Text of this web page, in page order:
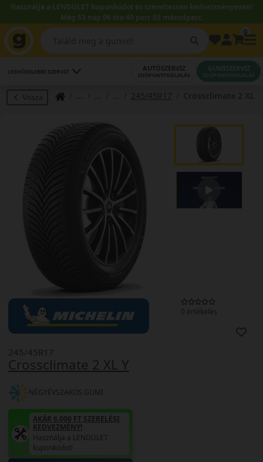
Használja a LENDÜLET kuponkódot és szereltessen kedvezményesen!
Még 53 nap 06 óra 40 perc 02 másodperc.
LEGKÖZELEBBI SZERVIZ AUTÓSZERVIZ
IDŐPONTFOGLALÁS
GUMISZERVIZ
IDŐPONTFOGLALÁS
Vissza 245/45R17
0 értékelés
Crossclimate 2 XL Y
245/45R17
NÉGYÉVSZAKOS GUMI
AKÁR 6.000 FT SZERELÉSI
KEDVEZMÉNY!
Használja a LENDÜLET
kuponkódot!